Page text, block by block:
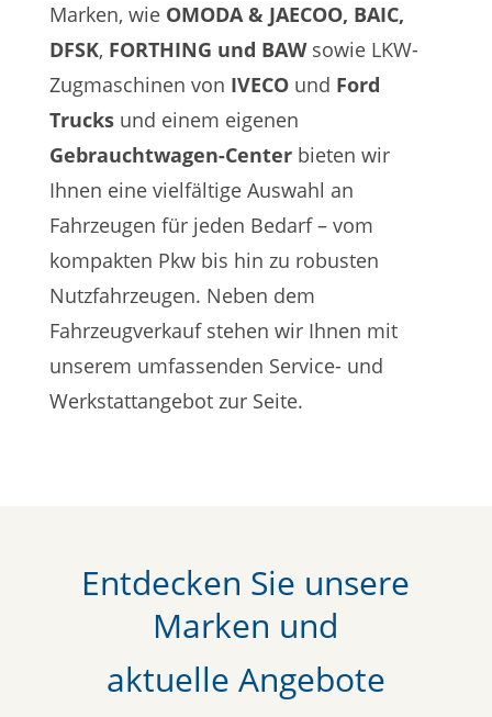
Marken, wie OMODA & JAECOO, BAIC,
DFSK, FORTHING und BAWsowie LKW-
Zugmaschinen von IVECOund Ford
Trucksund einem eigenen
Gebrauchtwagen-Centerbieten wir
Ihnen eine vielfältige Auswahl an
Fahrzeugen für jeden Bedarf – vom
kompakten Pkw bis hin zu robusten
Nutzfahrzeugen. Neben dem
Fahrzeugverkauf stehen wir Ihnen mit
unserem umfassenden Service- und
Werkstattangebot zur Seite.
Entdecken Sie unsere
Marken und
aktuelle Angebote